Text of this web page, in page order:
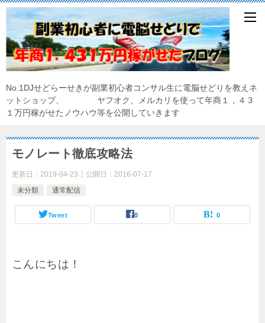
No.1DJせどらーせきが副業初心者コンサル生に電脳せどりを教えネ
ットショップ、 ヤフオク、メルカリを使って年商１，４３
１万円稼がせたノウハウ等を公開していきます
モノレート徹底攻略法
更新日： 2019-04-23 公開日： 2016-07-17
未分類
通常配信
Tweet 0 0
こんにちは！